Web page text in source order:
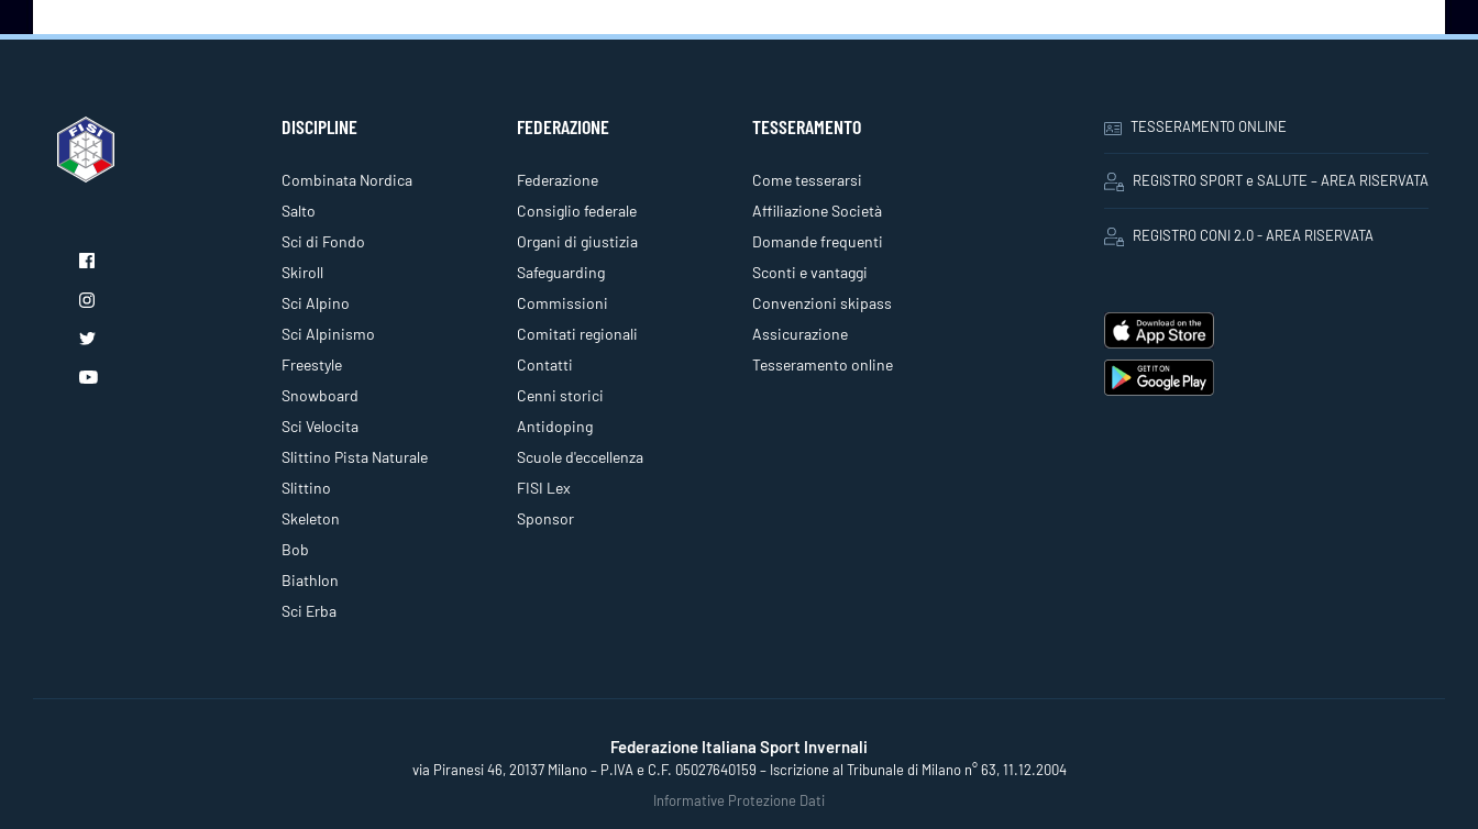
DISCIPLINE
Combinata Nordica
Salto
Sci di Fondo
Skiroll
Sci Alpino
Sci Alpinismo
Freestyle
Snowboard
Sci Velocita
Slittino Pista Naturale
Slittino
Skeleton
Bob
Biathlon
Sci Erba
FEDERAZIONE
Federazione
Consiglio federale
Organi di giustizia
Safeguarding
Commissioni
Comitati regionali
Contatti
Cenni storici
Antidoping
Scuole d'eccellenza
FISI Lex
Sponsor
TESSERAMENTO
Come tesserarsi
Affiliazione Società
Domande frequenti
Sconti e vantaggi
Convenzioni skipass
Assicurazione
Tesseramento online
TESSERAMENTO ONLINE
REGISTRO SPORT e SALUTE – AREA RISERVATA
REGISTRO CONI 2.0 - AREA RISERVATA
Federazione Italiana Sport Invernali
via Piranesi 46, 20137 Milano – P.IVA e C.F. 05027640159 – Iscrizione al Tribunale di Milano n° 63, 11.12.2004
Informative Protezione Dati